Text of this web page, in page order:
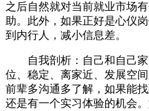
之后自然就对当前就业市场
助。此外，如果正好是心仪
到内行人，减小信息差。
自我剖析：自己和自己
位、稳定、离家近、发展空
前辈多沟通多了解，如果能
还是有一个实习体验的机会